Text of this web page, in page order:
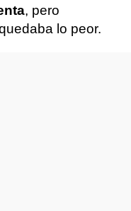
, pero
lo peor.